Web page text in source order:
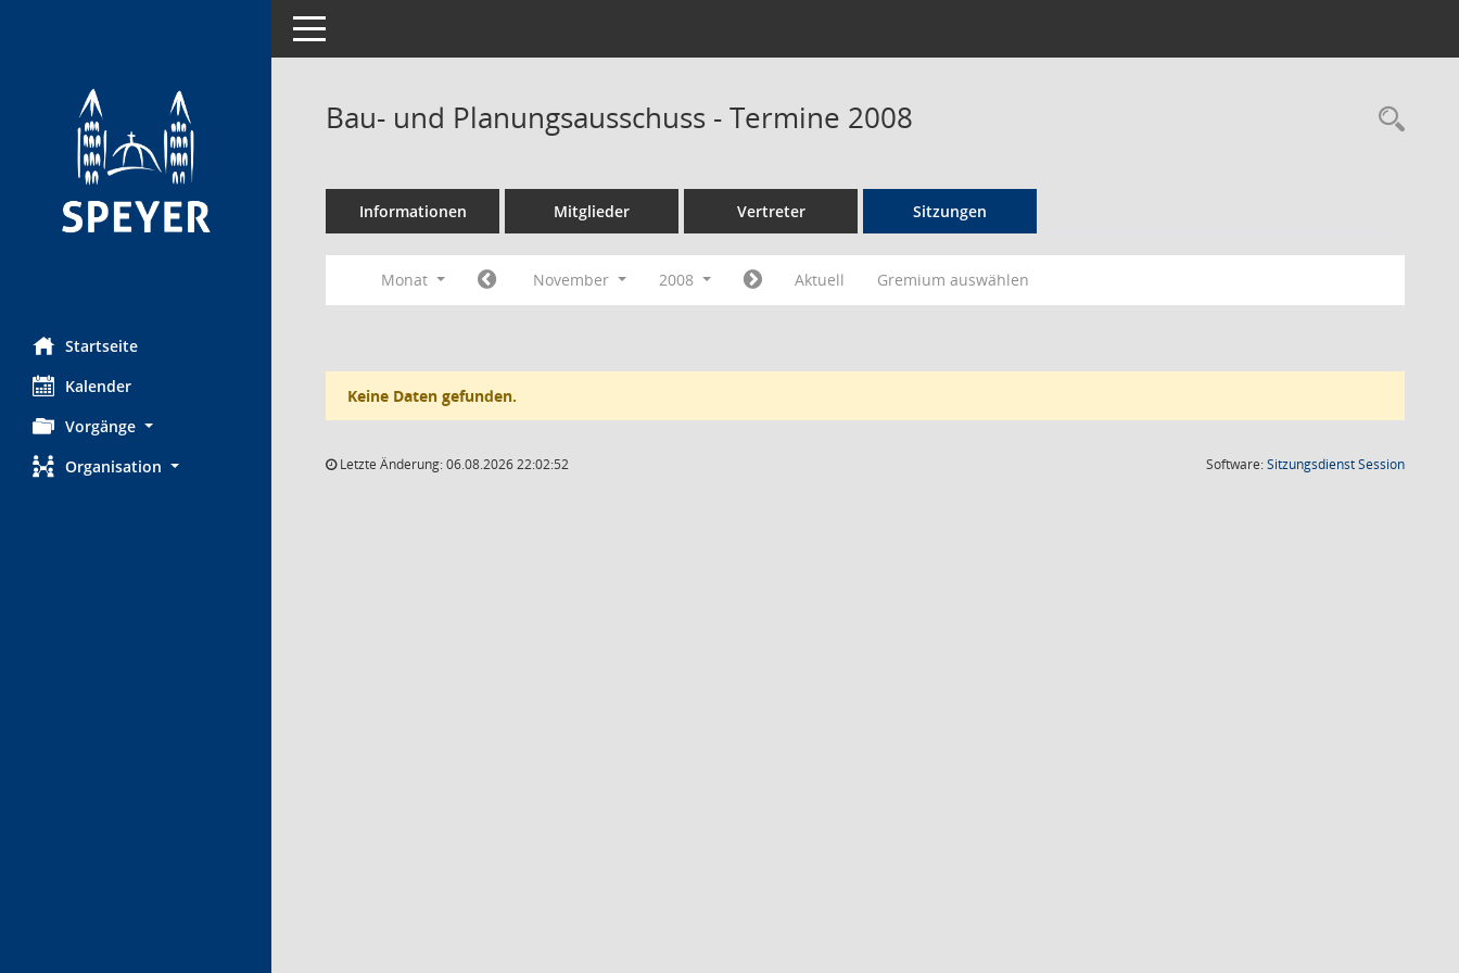
Startseite
Kalender
Vorgänge
Organisation
Toggle navigation
Bau- und Planungsausschuss - Termine 2008
Informationen Mitglieder Vertreter Sitzungen
Monat November 2008 Aktuell Gremium auswählen
Keine Daten gefunden.
Letzte Änderung: 06.08.2026 22:02:52 Software:SitzungsdienstSession(Wird in